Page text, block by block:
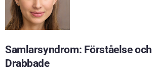
Samlarsyndrom: Förståelse
Drabbade